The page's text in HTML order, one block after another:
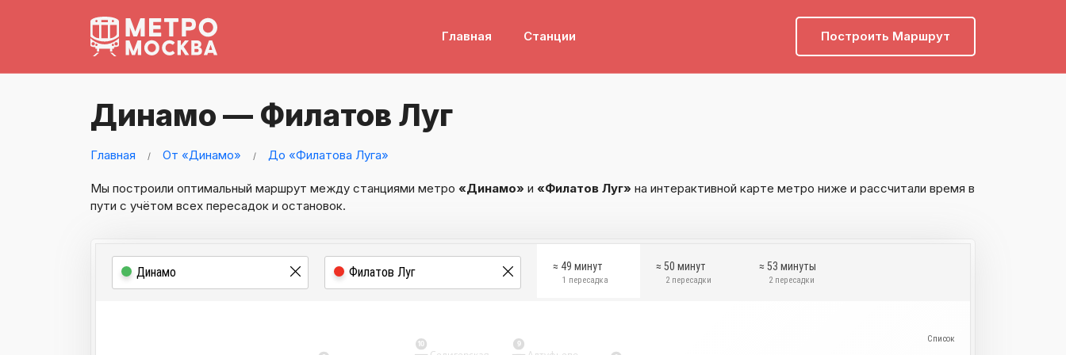
Главная Станции Построить Маршрут
Динамо — Филатов Луг
Главная От «Динамо» До «Филатова Луга»
Мы построили оптимальный маршрут между станциями метро «Динамо» и «Филатов Луг» на интерактивной карте метро ниже и рассчитали время в
пути с учётом всех пересадок и остановок.
≈ 49 минут
1 пересадка
≈ 50 минут
2 пересадки
≈ 53 минуты
2 пересадки
9
10